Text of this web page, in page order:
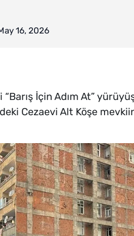
16, 2026
İçin Adım At”
Cezaevi Alt Köşe